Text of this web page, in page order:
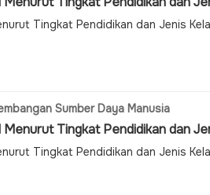
Tingkat Pendidikan dan Jenis
Sumber Daya Manusia
Tingkat Pendidikan dan
Tingkat Pendidikan dan Jenis